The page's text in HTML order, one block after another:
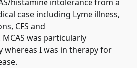
histamine intolerance from a
case including Lyme illness,
CFS and
MCAS was particularly
whereas I was in therapy for